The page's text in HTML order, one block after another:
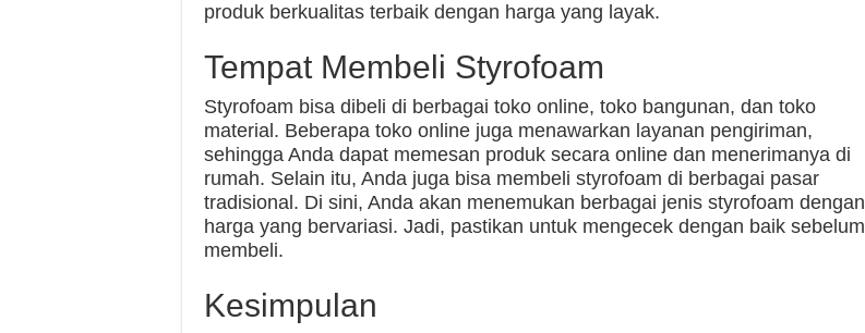
produk berkualitas terbaik dengan harga yang layak.
Tempat Membeli Styrofoam
Styrofoam bisa dibeli di berbagai toko online, toko bangunan, dan toko
material. Beberapa toko online juga menawarkan layanan pengiriman,
sehingga Anda dapat memesan produk secara online dan menerimanya di
rumah. Selain itu, Anda juga bisa membeli styrofoam di berbagai pasar
tradisional. Di sini, Anda akan menemukan berbagai jenis styrofoam dengan
harga yang bervariasi. Jadi, pastikan untuk mengecek dengan baik sebelum
membeli.
Kesimpulan